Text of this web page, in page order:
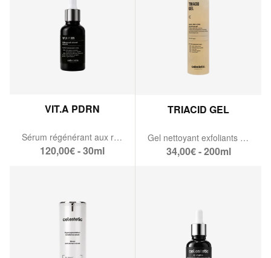
VIT.A PDRN
Sérum régénérant aux rétinoïdes & PDRN
120,00€ - 30ml
TRIACID GEL
Gel nettoyant exfoliants aux acides de fruits
34,00€ - 200ml